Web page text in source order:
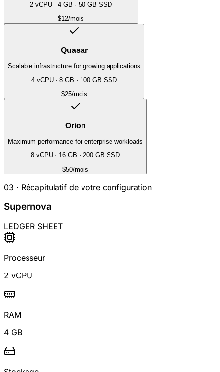
2 vCPU · 4 GB · 50 GB SSD
$12/mois
Quasar
Scalable infrastructure for growing applications
4 vCPU · 8 GB · 100 GB SSD
$25/mois
Orion
Maximum performance for enterprise workloads
8 vCPU · 16 GB · 200 GB SSD
$50/mois
03 · Récapitulatif de votre configuration
Supernova
LEDGER SHEET
Processeur
2 vCPU
RAM
4 GB